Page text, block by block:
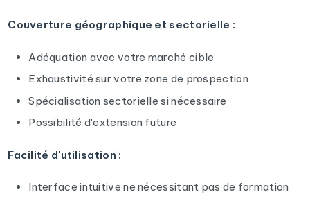
Couverture géographique et sectorielle :
Adéquation avec votre marché cible
Exhaustivité sur votre zone de prospection
Spécialisation sectorielle si nécessaire
Possibilité d'extension future
Facilité d'utilisation :
Interface intuitive ne nécessitant pas de formation